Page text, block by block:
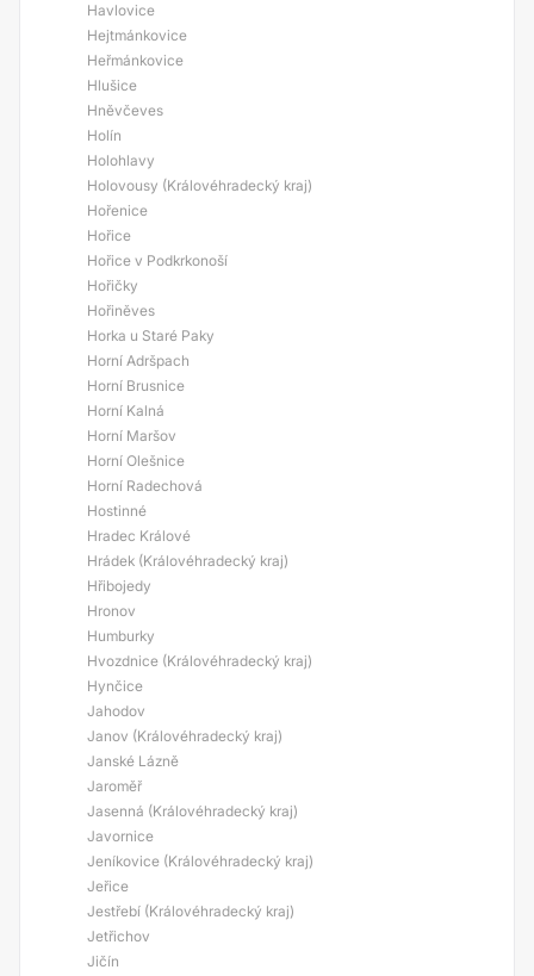
Havlovice
Hejtmánkovice
Heřmánkovice
Hlušice
Hněvčeves
Holín
Holohlavy
Holovousy (Královéhradecký kraj)
Hořenice
Hořice
Hořice v Podkrkonoší
Hořičky
Hořiněves
Horka u Staré Paky
Horní Adršpach
Horní Brusnice
Horní Kalná
Horní Maršov
Horní Olešnice
Horní Radechová
Hostinné
Hradec Králové
Hrádek (Královéhradecký kraj)
Hřibojedy
Hronov
Humburky
Hvozdnice (Královéhradecký kraj)
Hynčice
Jahodov
Janov (Královéhradecký kraj)
Janské Lázně
Jaroměř
Jasenná (Královéhradecký kraj)
Javornice
Jeníkovice (Královéhradecký kraj)
Jeřice
Jestřebí (Královéhradecký kraj)
Jetřichov
Jičín